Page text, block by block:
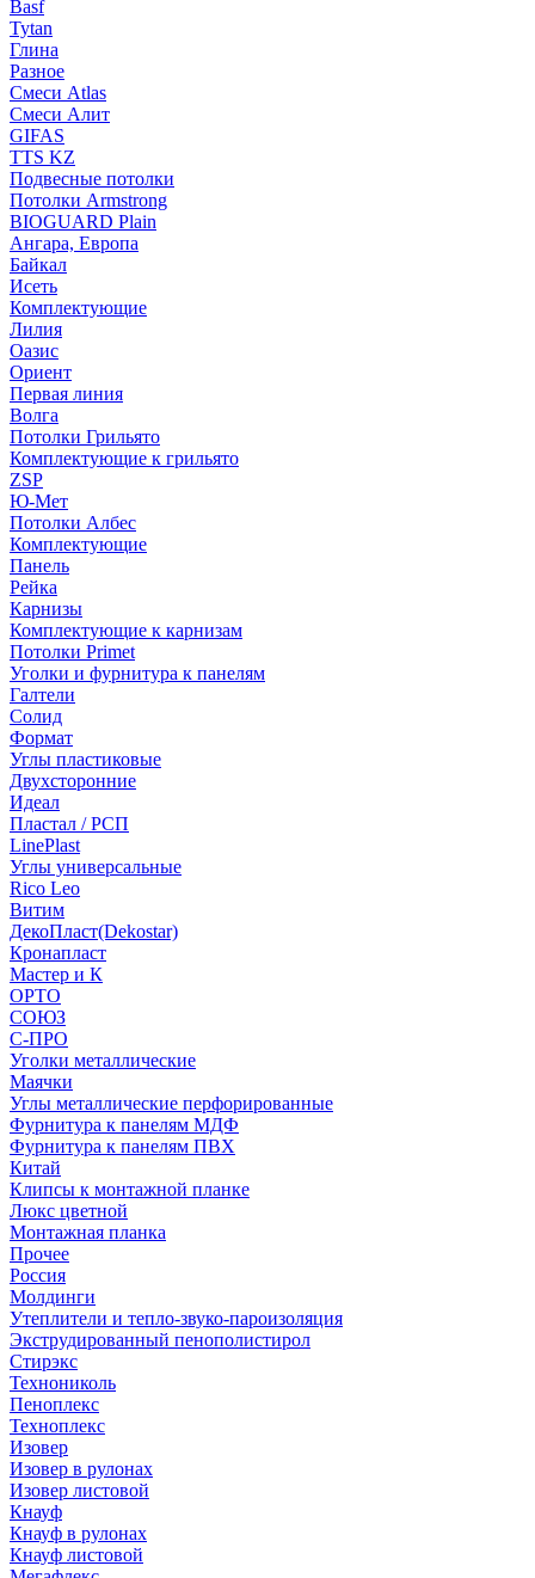
Basf
Tytan
Глина
Разное
Смеси Atlas
Смеси Алит
GIFAS
TTS KZ
Подвесные потолки
Потолки Armstrong
BIOGUARD Plain
Ангара, Европа
Байкал
Исеть
Комплектующие
Лилия
Оазис
Ориент
Первая линия
Волга
Потолки Грильято
Комплектующие к грильято
ZSP
Ю-Мет
Потолки Албес
Комплектующие
Панель
Рейка
Карнизы
Комплектующие к карнизам
Потолки Primet
Уголки и фурнитура к панелям
Галтели
Солид
Формат
Углы пластиковые
Двухсторонние
Идеал
Пластал / РСП
LinePlast
Углы универсальные
Rico Leo
Витим
ДекоПласт(Dekostar)
Кронапласт
Мастер и К
ОРТО
СОЮЗ
С-ПРО
Уголки металлические
Маячки
Углы металлические перфорированные
Фурнитура к панелям МДФ
Фурнитура к панелям ПВХ
Китай
Клипсы к монтажной планке
Люкс цветной
Монтажная планка
Прочее
Россия
Молдинги
Утеплители и тепло-звуко-пароизоляция
Экструдированный пенополистирол
Стирэкс
Технониколь
Пеноплекс
Техноплекс
Изовер
Изовер в рулонах
Изовер листовой
Кнауф
Кнауф в рулонах
Кнауф листовой